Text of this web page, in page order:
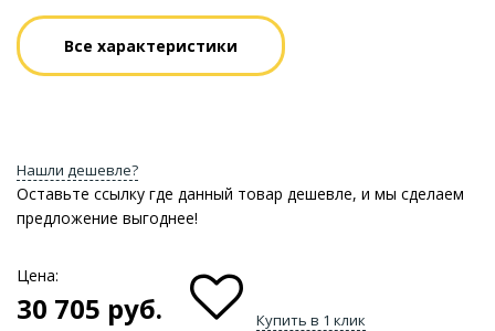
Все характеристики
Нашли дешевле?
Оставьте ссылку где данный товар дешевле, и мы сделаем
предложение выгоднее!
Цена:
30 705 руб. Купить в 1 клик